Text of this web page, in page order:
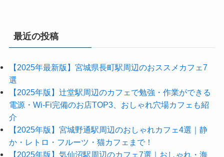
最近の投稿
【2025年最新版】宮城県長町駅周辺のおススメカフェ7
選
【2025年版】辻堂駅周辺のカフェで勉強・作業ができる
電源・Wi-Fi完備のお店TOP3、おしゃれ穴場カフェも紹
介
【2025年版】宮城野通駅周辺のおしゃれカフェ4選｜静
か・レトロ・フルーツ・猫カフェまで！
【2025年版】気仙沼駅周辺のカフェ7選｜おしゃれ・海